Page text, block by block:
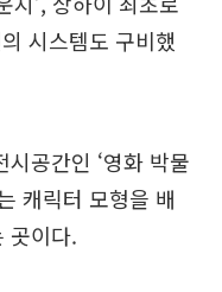
시스템도 구비했
공간인 ‘영화 박물
캐릭터 모형을 배
곳이다.